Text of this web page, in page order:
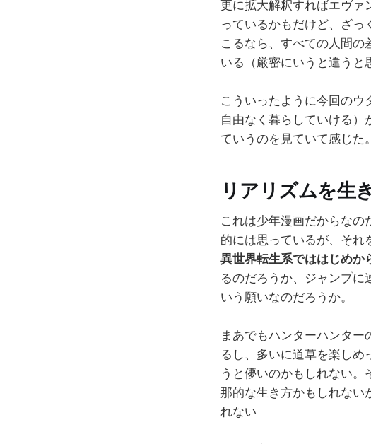
更に拡大解釈すればエヴァ
っているかもだけど、ざ
こるなら、すべての人間の
いる（厳密にいうと違うと
こういったように今回の
自由なく暮らしていける）
ていうのを見ていて感じた。
リアリズムを生
これは少年漫画だからなの
的には思っているが、それ
異世界転生系でははじめか
るのだろうか、ジャンプに
いう願いなのだろうか。
まあでもハンターハンタ
るし、多いに道草を楽しめ
うと儚いのかもしれない
那的な生き方かもしれない
れない